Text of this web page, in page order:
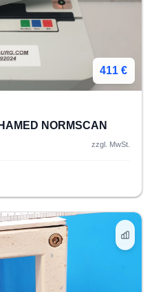
411 €
NORMSCAN
zzgl. MwSt.